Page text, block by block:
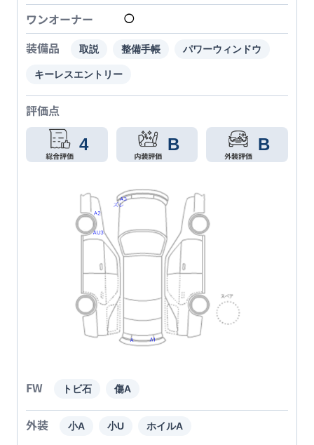
ワンオーナー ◯
装備品 取説 整備手帳 パワーウィンドウ
キーレスエントリー
評価点
4 B B
FW トビ石 傷A
外装 小A 小U ホイルA